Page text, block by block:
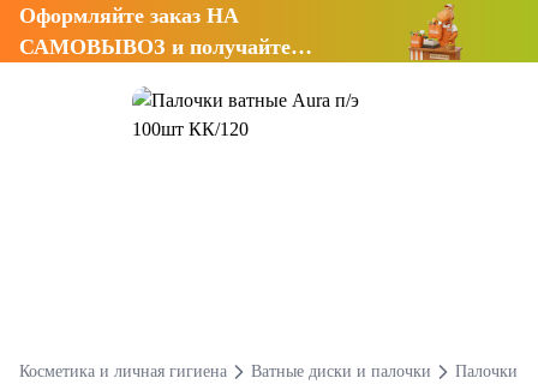
Оформляйте заказ НА
САМОВЫВОЗ и получайте
Косметика и личная гигиена Ватные диски и палочки Палочки